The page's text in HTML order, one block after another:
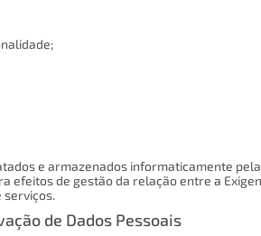
e armazenados informaticamente
efeitos de gestão da relação entre a
serviços.
de Dados Pessoais